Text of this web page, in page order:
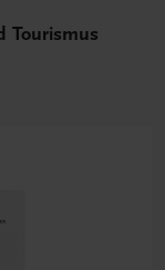
Tourismus